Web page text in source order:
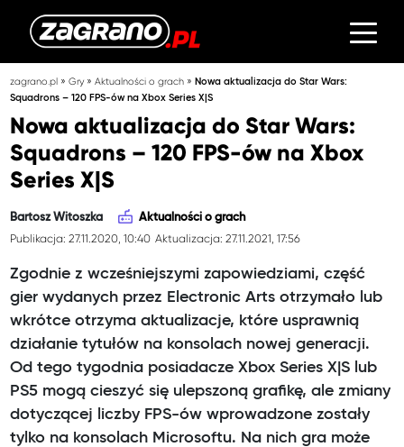
zagrano.pl »Gry»Aktualności o grach »Nowa aktualizacja do Star Wars:
Squadrons – 120 FPS-ów na Xbox Series X|S
Nowa aktualizacja do Star Wars:
Squadrons – 120 FPS-ów na Xbox
Series X|S
Bartosz Witoszka Aktualności o grach
Publikacja: 27.11.2020, 10:40 Aktualizacja: 27.11.2021, 17:56
Zgodnie z wcześniejszymi zapowiedziami, część
gier wydanych przez Electronic Arts otrzymało lub
wkrótce otrzyma aktualizacje, które usprawnią
działanie tytułów na konsolach nowej generacji.
Od tego tygodnia posiadacze Xbox Series X|S lub
PS5 mogą cieszyć się ulepszoną grafikę, ale zmiany
dotyczącej liczby FPS-ów wprowadzone zostały
tylko na konsolach Microsoftu. Na nich gra może